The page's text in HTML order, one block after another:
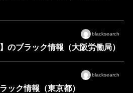
blacksearch
のブラック情報（大阪労働局）
blacksearch
ック情報（東京都）